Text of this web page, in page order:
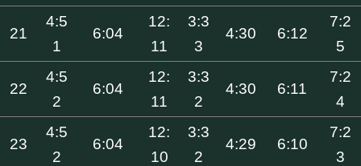
21
4:5
1
6:04
12:
11
3:3
3
4:30 6:12
7:2
5
22
4:5
2
6:04
12:
11
3:3
2
4:30 6:11
7:2
4
23
4:5
2
6:04
12:
10
3:3
2
4:29 6:10
7:2
3